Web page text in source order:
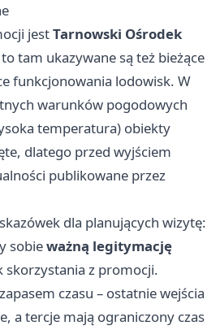
jestTarnowski Ośrodek
to tam ukazywane są też bieżące
funkcjonowania lodowisk. W
warunków pogodowych
temperatura) obiekty
dlatego przed wyjściem
publikowane przez
dla planujących wizytę:
sobieważną legitymację
skorzystania z promocji.
czasu – ostatnie wejścia
a tercje mają ograniczony czas